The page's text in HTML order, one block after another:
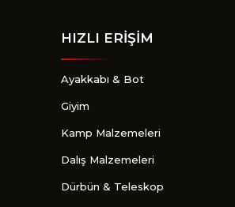
HIZLI ERİŞİM
Ayakkabı & Bot
Giyim
Kamp Malzemeleri
Dalış Malzemeleri
Dürbün & Teleskop